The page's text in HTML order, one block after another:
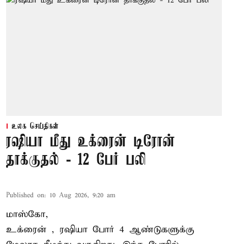
உலக செய்திகள்
ரஷியா மீது உக்ரைன் டிரோன்
தாக்குதல் - 12 பேர் பலி
Published on: 10 Aug 2026, 9:20 am
மாஸ்கோ,
உக்ரைன் , ரஷியா போர் 4 ஆண்டுகளுக்கு